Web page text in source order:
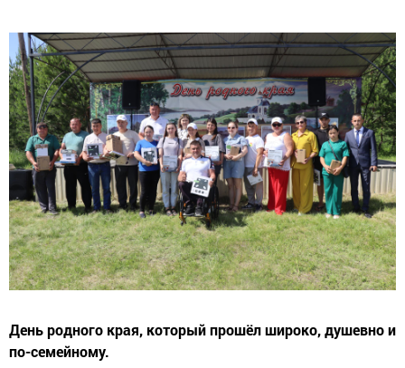
День родного края, который прошёл широко, душевно и
по-семейному.